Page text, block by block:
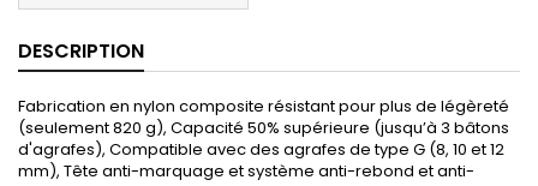
DESCRIPTION
Fabrication en nylon composite résistant pour plus de légèreté
(seulement 820 g), Capacité 50% supérieure (jusqu’à 3 bâtons
d'agrafes), Compatible avec des agrafes de type G (8, 10 et 12
mm), Tête anti-marquage et système anti-rebond et anti-